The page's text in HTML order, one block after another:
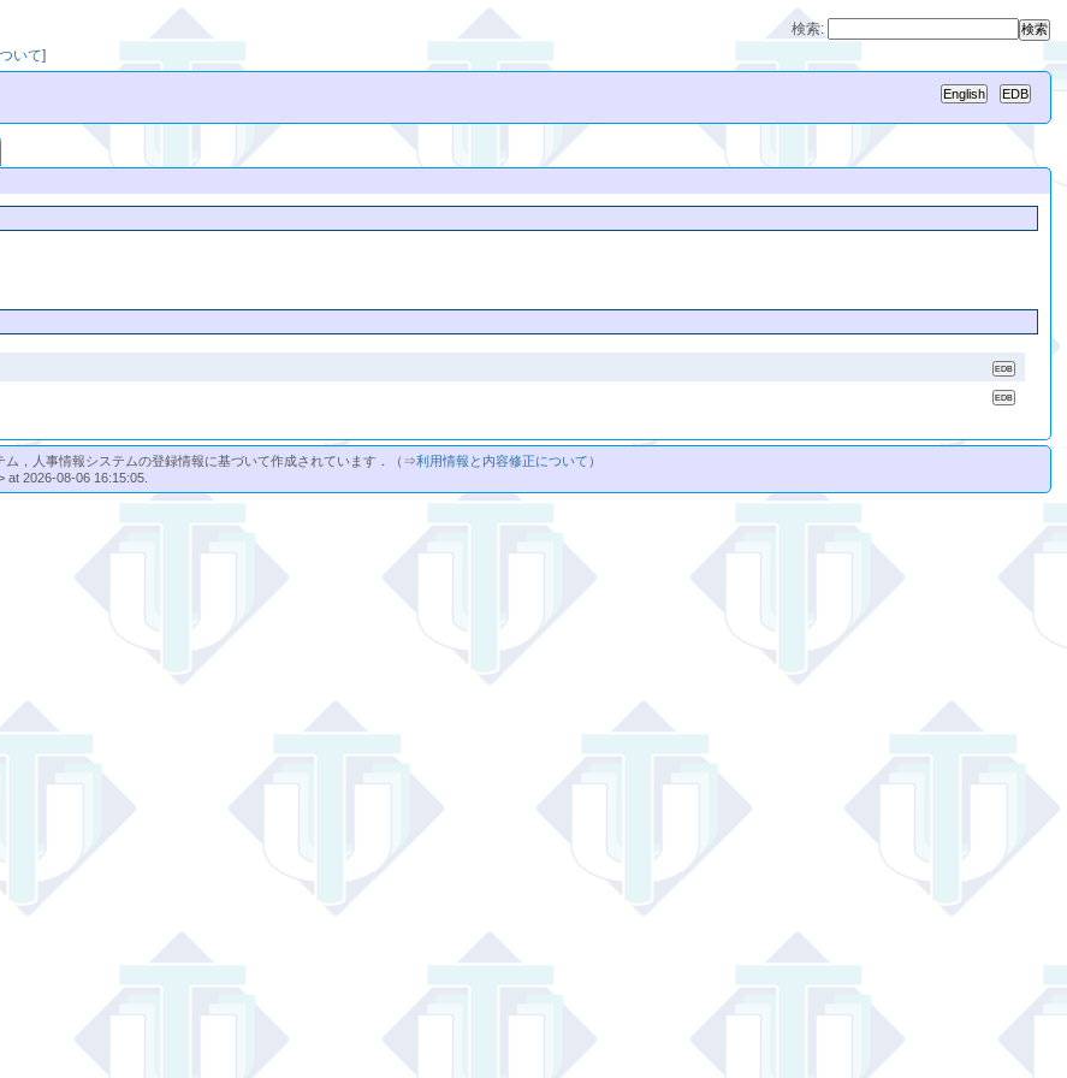
検索:
いて]
ム，人事情報システムの登録情報に基づいて作成されています．（⇒利用情報と内容修正について ）
2026-08-06 16:15:05.